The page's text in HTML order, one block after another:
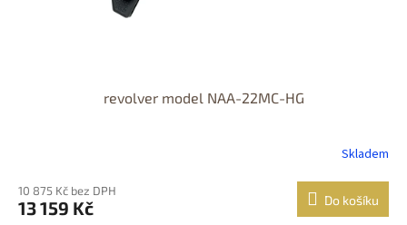
revolver model NAA-22MC-HG
Skladem
10 875 Kč bez DPH
13 159 Kč Do košíku